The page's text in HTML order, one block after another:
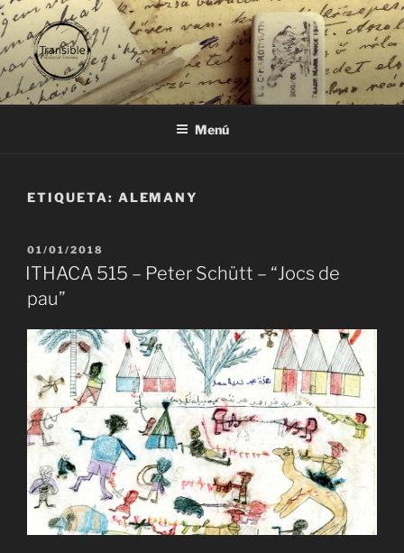
Vés
al
contingut
TRANSIBLE
traducció literària
Menú
ETIQUETA: ALEMANY
PUBLICAT
A
01/01/2018
ITHACA 515 – Peter Schütt – “Jocs de
pau”